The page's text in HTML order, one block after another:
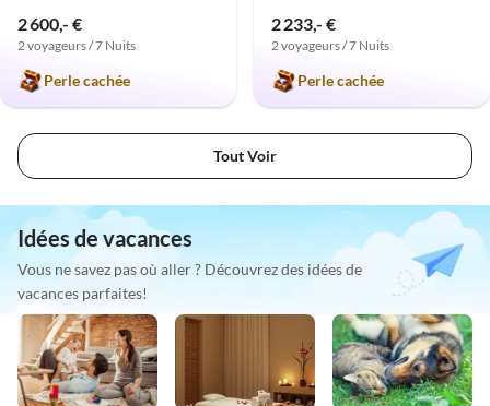
2 600,- €
2 voyageurs / 7 Nuits
Perle cachée
2 233,- €
2 voyageurs / 7 Nuits
Perle cachée
Tout Voir
Idées de vacances
Vous ne savez pas où aller ? Découvrez des idées de
vacances parfaites!